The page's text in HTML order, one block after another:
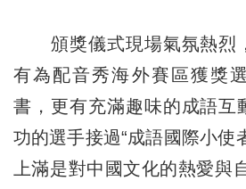
頒獎儀式現場氣氛熱烈
有為配音秀海外賽區獲獎
書，更有充滿趣味的成語互
功的選手接過“成語國際小使
上滿是對中國文化的熱愛與